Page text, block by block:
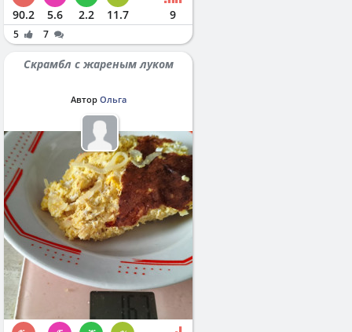
90.2 5.6 2.2 11.7 9
5 7
Скрамбл с жареным луком
Автор Ольга